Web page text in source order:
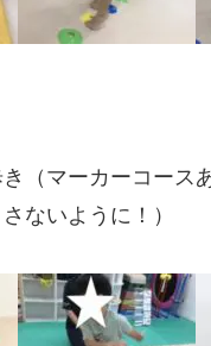
（マーカーコース
ないように！）